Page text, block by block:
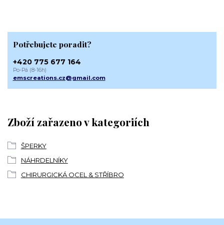
Zboží zařazeno v kategoriích
ŠPERKY
NÁHRDELNÍKY
CHIRURGICKÁ OCEL & STŘÍBRO
Potřebujete poradit?
+420 775 677 164
Po-Pá (8-16h)
emscreations.cz@gmail.com